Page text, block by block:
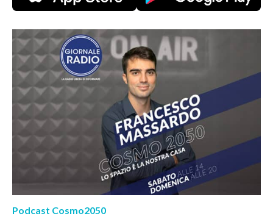
Podcast Cosmo2050